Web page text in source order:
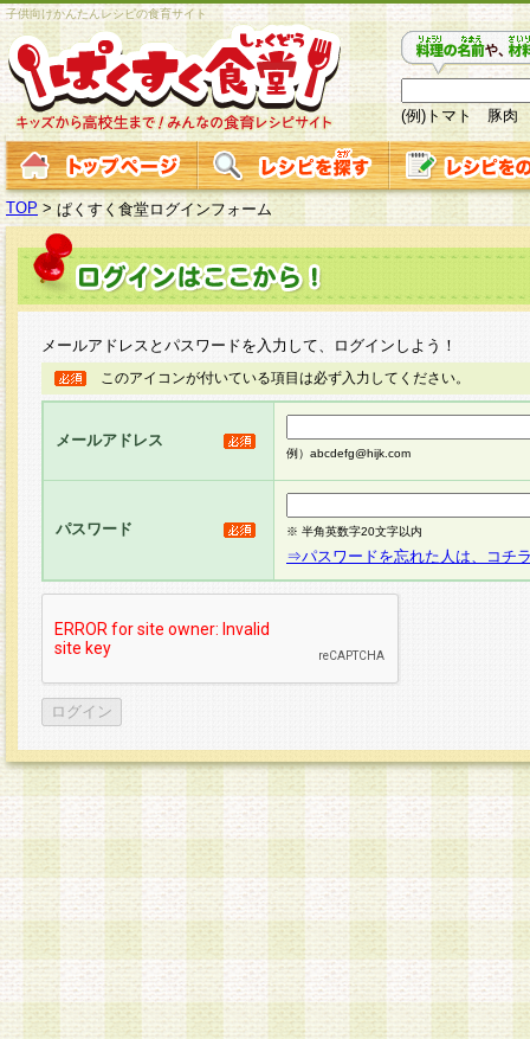
子供向けかんたんレシピの食育サイト
(例)トマト 豚肉
TOP > ぱくすく食堂ログインフォーム
メールアドレスとパスワードを入力して、ログインしよう！
このアイコンが付いている項目は必ず入力してください。
メールアドレス
例）abcdefg@hijk.com
パスワード ※ 半角英数字20文字以内
⇒パスワードを忘れた人は、コチ